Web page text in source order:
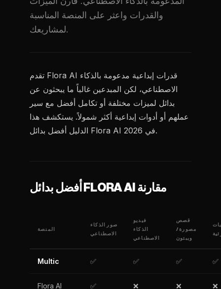
والقدرات واعثر على المنصة المناسبة
لمشاريعك.
تقدم Flora AI قدرات إبداعية مدعومة بالذكاء
الاصطناعي، لكن المبدعين غالباً ما يبحثون عن
بدائل لميزات مختلفة أو تكامل أفضل مع سير
عملهم أو أدوات إبداعية أكثر شمولاً. يستكشف هذا
الدليل أفضل بدائل Flora AI في 2026.
أفضل بدائل FLORA AI مقارنة
المنصة
صور الذكاء
الاصطناعي
فيديو
الذكاء
الاصطناعي
قصص
مصورة/
ويبتون
Multic ✅ ✅ ✅ ✅
Flora AI ✅ ❌ ❌ ❌